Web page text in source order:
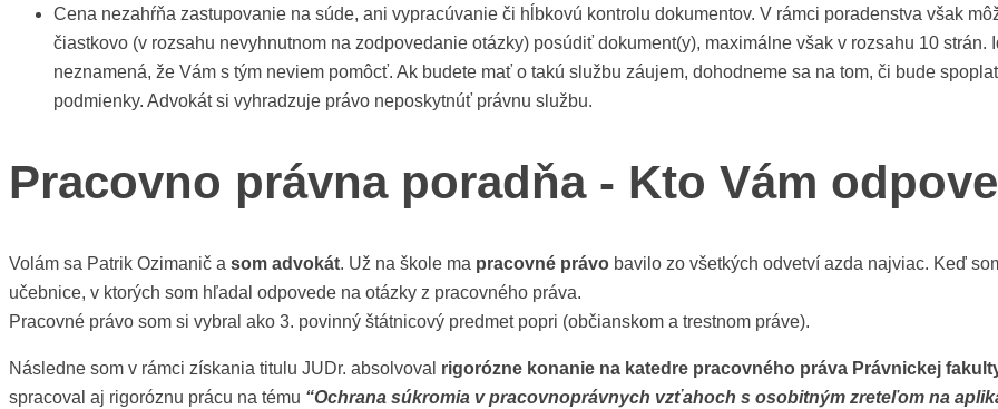
Cena nezahŕňa zastupovanie na súde, ani vypracúvanie či hĺbkovú kontrolu dokumentov. V rámci poradenstva však
čiastkovo (v rozsahu nevyhnutnom na zodpovedanie otázky) posúdiť dokument(y), maximálne však v rozsahu 10 strán.
neznamená, že Vám s tým neviem pomôcť. Ak budete mať o takú službu záujem, dohodneme sa na tom, či bude
podmienky. Advokát si vyhradzuje právo neposkytnúť právnu službu.
Pracovno právna poradňa - Kto Vám
Volám sa Patrik Ozimanič a som advokát. Už na škole ma pracovné právo bavilo zo všetkých odvetví azda najviac. Keď
učebnice, v ktorých som hľadal odpovede na otázky z pracovného práva.
Pracovné právo som si vybral ako 3. povinný štátnicový predmet popri (občianskom a trestnom práve).
Následne som v rámci získania titulu JUDr. absolvoval rigorózne konanie na katedre pracovného práva Právnickej
spracoval aj rigoróznu prácu na tému “Ochrana súkromia v pracovnoprávnych vzťahoch s osobitným zreteľom na